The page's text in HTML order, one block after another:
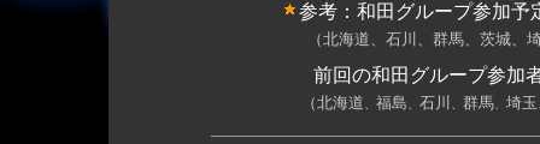
参考：和田グループ参加予
（北海道、石川、群馬、茨城、
前回の和田グループ参加
（北海道 福島 石川 群馬 埼玉